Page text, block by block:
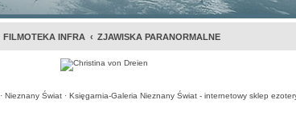
FILMOTEKA INFRA ZJAWISKA PARANORMALNE
Nieznany Świat· Księgarnia-Galeria Nieznany Świat - internetowy sklep